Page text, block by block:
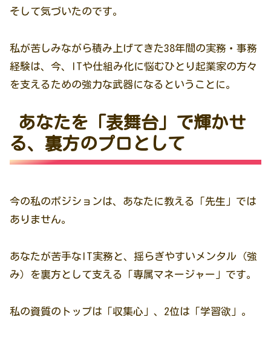
そして気づいたのです。
私が苦しみながら積み上げてきた38年間の実務・事務
経験は、今、ITや仕組み化に悩むひとり起業家の方々
を支えるための強力な武器になるということに。
あなたを「表舞台」で輝かせ
る、裏方のプロとして
今の私のポジションは、あなたに教える「先生」では
ありません。
あなたが苦手なIT実務と、揺らぎやすいメンタル（強
み）を裏方として支える「専属マネージャー」です。
私の資質のトップは「収集心」、2位は「学習欲」。